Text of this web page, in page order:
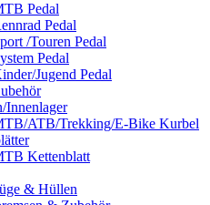
Pedal
Pedal
/Touren Pedal
Pedal
Jugend Pedal
Innenlager
ATB/Trekking/E-Bike Kurbel
Kettenblatt
& Hüllen